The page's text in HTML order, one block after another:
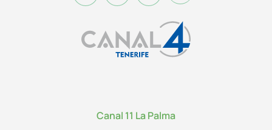
Canal 11 La Palma